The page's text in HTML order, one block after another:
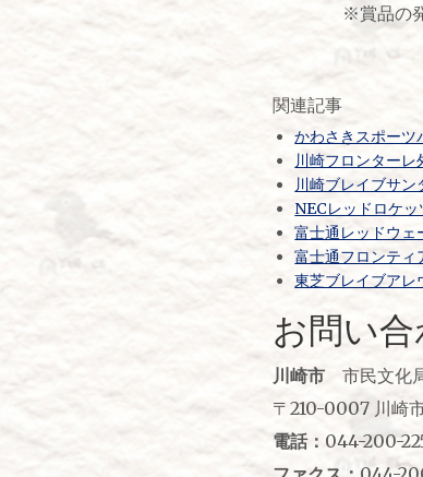
※賞品の発送は
関連記事
かわさきスポーツ
川崎フロンターレ
川崎ブレイブサン
NECレッドロケッ
富士通レッドウェ
富士通フロンティ
東芝ブレイブアレ
お問い
川崎市市民文化
〒210-0007 川崎
電話： 044-200-